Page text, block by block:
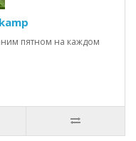
пятном на каждом